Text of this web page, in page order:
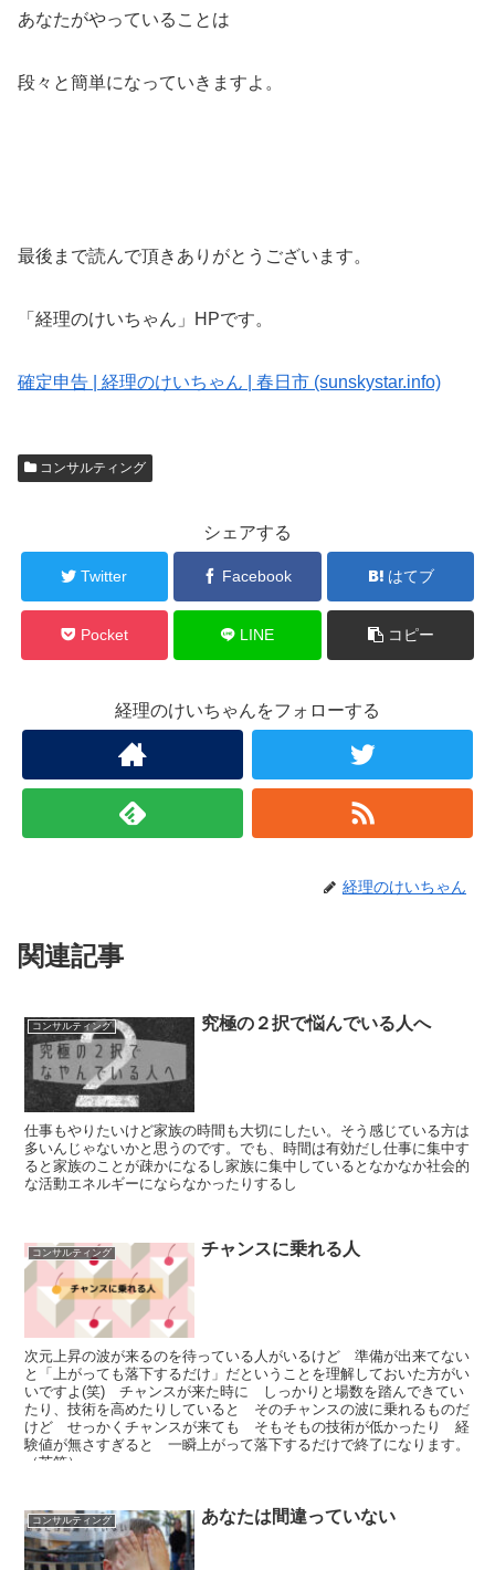
あなたがやっていることは
段々と簡単になっていきますよ。
最後まで読んで頂きありがとうございます。
「経理のけいちゃん」HPです。
確定申告 | 経理のけいちゃん | 春日市 (sunskystar.info)
コンサルティング
シェアする
Twitter Facebook はてブ
Pocket LINE コピー
経理のけいちゃんをフォローする
経理のけいちゃん
関連記事
コンサルティング 究極の２択で悩んでいる人へ
仕事もやりたいけど家族の時間も大切にしたい。そう感じている方は
多いんじゃないかと思うのです。でも、時間は有効だし仕事に集中す
ると家族のことが疎かになるし家族に集中しているとなかなか社会的
な活動エネルギーにならなかったりするし
コンサルティング チャンスに乗れる人
次元上昇の波が来るのを待っている人がいるけど 準備が出来てない
と「上がっても落下するだけ」だということを理解しておいた方がい
いですよ(笑) チャンスが来た時に しっかりと場数を踏んできてい
たり、技術を高めたりしていると そのチャンスの波に乗れるものだ
けど せっかくチャンスが来ても そもそもの技術が低かったり 経
験値が無さすぎると 一瞬上がって落下するだけで終了になります。
（苦笑）
コンサルティング あなたは間違っていない